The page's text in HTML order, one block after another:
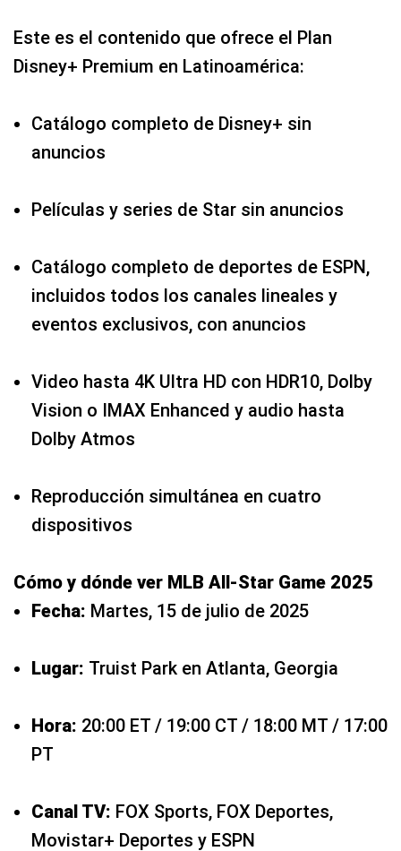
Este es el contenido que ofrece el Plan
Disney+ Premium en Latinoamérica:
Catálogo completo de Disney+ sin
anuncios
Películas y series de Star sin anuncios
Catálogo completo de deportes de ESPN,
incluidos todos los canales lineales y
eventos exclusivos, con anuncios
Video hasta 4K Ultra HD con HDR10, Dolby
Vision o IMAX Enhanced y audio hasta
Dolby Atmos
Reproducción simultánea en cuatro
dispositivos
Cómo y dónde ver MLB All-Star Game 2025
Fecha: Martes, 15 de julio de 2025
Lugar: Truist Park en Atlanta, Georgia
Hora: 20:00 ET / 19:00 CT / 18:00 MT / 17:00
PT
Canal TV: FOX Sports, FOX Deportes,
Movistar+ Deportes y ESPN